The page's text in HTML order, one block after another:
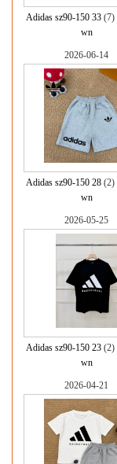
Adidas sz90-150 33(7)
wn
2026-06-14
Adidas sz90-150 28(2)
wn
2026-05-25
Adidas sz90-150 23(2)
wn
2026-04-21